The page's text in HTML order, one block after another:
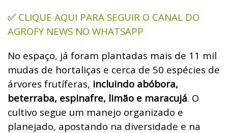
✅ CLIQUE AQUI PARA SEGUIR O CANAL DO
AGROFY NEWS NO WHATSAPP
No espaço, já foram plantadas mais de 11 mil
mudas de hortaliças e cerca de 50 espécies de
árvores frutíferas, incluindo abóbora,
beterraba, espinafre, limão e maracujá. O
cultivo segue um manejo organizado e
planejado, apostando na diversidade e na